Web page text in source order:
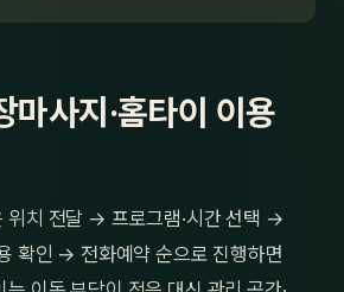
마사지·홈타이 이용
위치 전달 → 프로그램·시간 선택 →
확인 → 전화예약 순으로 진행하면